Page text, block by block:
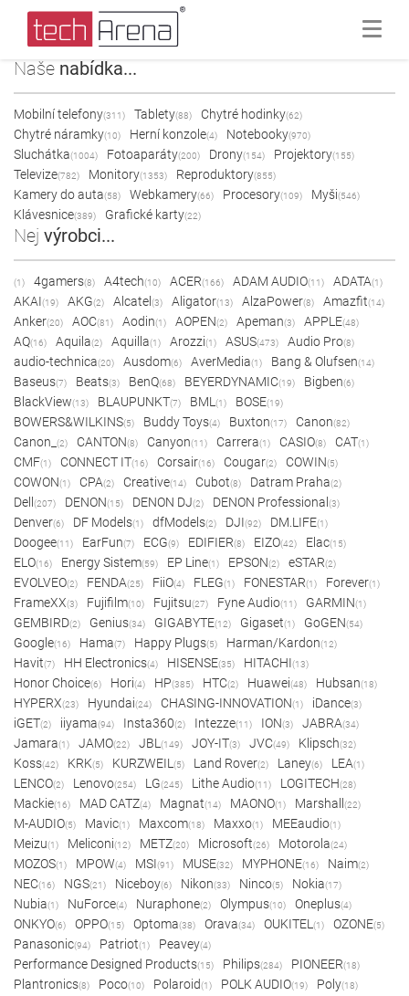
Naše nabídka...
Mobilní telefony(311) Tablety(88) Chytré hodinky(62)
Chytré náramky(10) Herní konzole(4) Notebooky(970)
Sluchátka(1004) Fotoaparáty(200) Drony(154) Projektory(155)
Televize(782) Monitory(1353) Reproduktory(855)
Kamery do auta(58) Webkamery(66) Procesory(109) Myši(546)
Klávesnice(389) Grafické karty(22)
Nej výrobci...
(1) 4gamers(8) A4tech(10) ACER(166) ADAM AUDIO(11) ADATA(1)
AKAI(19) AKG(2) Alcatel (3) Aligator(13) AlzaPower(8) Amazfit(14)
Anker(20) AOC(81) Aodin(1) AOPEN(2) Apeman(3) APPLE(48)
AQ(16) Aquila(2) Aquilla(1) Arozzi(1) ASUS(473) Audio Pro(8)
audio-technica(20) Ausdom(6) AverMedia(1) Bang & Olufsen(14)
Baseus(7) Beats(3) BenQ(68) BEYERDYNAMIC(19) Bigben(6)
BlackView(13) BLAUPUNKT(7) BML (1) BOSE(19)
BOWERS&WILKINS(5) Buddy Toys(4) Buxton(17) Canon(82)
Canon_ (2) CANTON(8) Canyon(11) Carrera(1) CASIO(8) CAT(1)
CMF(1) CONNECT IT(16) Corsair(16) Cougar(2) COWIN(5)
COWON(1) CPA(2) Creative(14) Cubot(8) Datram Praha(2)
Dell (207) DENON(15) DENON DJ(2) DENON Professional (3)
Denver(6) DF Models(1) dfModels(2) DJI(92) DM.LIFE(1)
Doogee(11) EarFun(7) ECG(9) EDIFIER(8) EIZO(42) Elac(15)
ELO(16) Energy Sistem(59) EP Line(1) EPSON(2) eSTAR(2)
EVOLVEO(2) FENDA(25) FiiO(4) FLEG(1) FONESTAR(1) Forever(1)
FrameXX(3) Fujifilm(10) Fujitsu(27) Fyne Audio(11) GARMIN(1)
GEMBIRD(2) Genius(34) GIGABYTE(12) Gigaset(1) GoGEN(54)
Google(16) Hama(7) Happy Plugs(5) Harman/Kardon(12)
Havit(7) HH Electronics(4) HISENSE(35) HITACHI(13)
Honor Choice(6) Hori(4) HP(385) HTC(2) Huawei(48) Hubsan(18)
HYPERX(23) Hyundai(24) CHASING-INNOVATION(1) iDance(3)
iGET(2) iiyama(94) Insta360(2) Intezze(11) ION(3) JABRA(34)
Jamara(1) JAMO(22) JBL (149) JOY-IT(3) JVC(49) Klipsch(32)
Koss(42) KRK(5) KURZWEIL (5) Land Rover(2) Laney(6) LEA(1)
LENCO(2) Lenovo(254) LG(245) Lithe Audio(11) LOGITECH(28)
Mackie(16) MAD CATZ(4) Magnat(14) MAONO(1) Marshall (22)
M-AUDIO(5) Mavic(1) Maxcom(18) Maxxo(1) MEEaudio(1)
Meizu(1) Meliconi(12) METZ(20) Microsoft(26) Motorola(24)
MOZOS(1) MPOW(4) MSI(91) MUSE(32) MYPHONE(16) Naim(2)
NEC(16) NGS(21) Niceboy(6) Nikon(33) Ninco(5) Nokia(17)
Nubia(1) NuForce(4) Nuraphone(2) Olympus(10) Oneplus(4)
ONKYO(6) OPPO(15) Optoma(38) Orava(34) OUKITEL (1) OZONE(5)
Panasonic(94) Patriot(1) Peavey(4)
Performance Designed Products(15) Philips(284) PIONEER(18)
Plantronics(8) Poco(10) Polaroid(1) POLK AUDIO(19) Poly(18)